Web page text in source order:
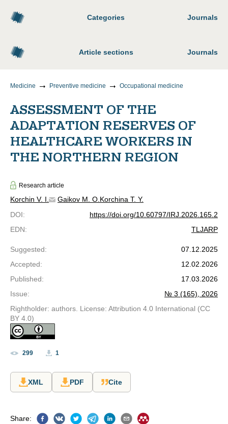
Categories Journals
Article sections Journals
Medicine Preventive medicine Occupational medicine
ASSESSMENT OF THE
ADAPTATION RESERVES OF
HEALTHCARE WORKERS IN
THE NORTHERN REGION
Research article
Korchin V. I. Gaikov M. O. Korchina T. Y.
DOI:
https://doi.org/10.60797/IRJ.2026.165.2
EDN: TLJARP
Suggested:
07.12.2025
Accepted:
12.02.2026
Published:
17.03.2026
Issue:
№ 3 (165), 2026
Rightholder: authors. License: Attribution 4.0 International (CC
BY 4.0)
299 1
XML PDF Cite
Share: